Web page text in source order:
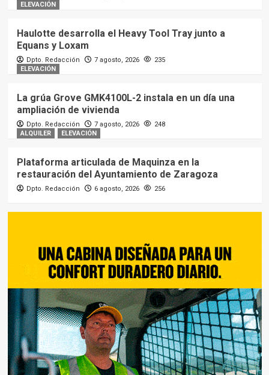
ELEVACIÓN
Haulotte desarrolla el Heavy Tool Tray junto a
Equans y Loxam
Dpto. Redacción 7 agosto, 2026
235
ELEVACIÓN
La grúa Grove GMK4100L-2 instala en un día una
ampliación de vivienda
Dpto. Redacción 7 agosto, 2026
248
ALQUILER
ELEVACIÓN
Plataforma articulada de Maquinza en la
restauración del Ayuntamiento de Zaragoza
Dpto. Redacción 6 agosto, 2026 256